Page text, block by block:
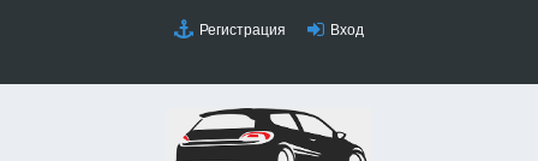
Регистрация Вход